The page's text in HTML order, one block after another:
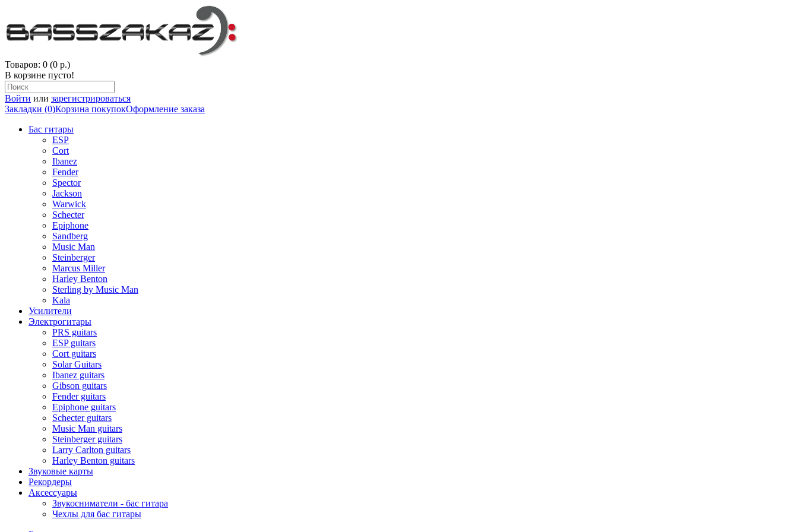
Товаров: 0 (0 р.)
В корзине пусто!
Войти или зарегистрироваться
Закладки (0)Корзина покупокОформление заказа
Бас гитары
ESP
Cort
Ibanez
Fender
Spector
Jackson
Warwick
Schecter
Epiphone
Sandberg
Music Man
Steinberger
Marcus Miller
Harley Benton
Sterling by Music Man
Kala
Усилители
Электрогитары
PRS guitars
ESP guitars
Cort guitars
Solar Guitars
Ibanez guitars
Gibson guitars
Fender guitars
Epiphone guitars
Schecter guitars
Music Man guitars
Steinberger guitars
Larry Carlton guitars
Harley Benton guitars
Звуковые карты
Рекордеры
Аксессуары
Звукосниматели - бас гитара
Чехлы для бас гитары